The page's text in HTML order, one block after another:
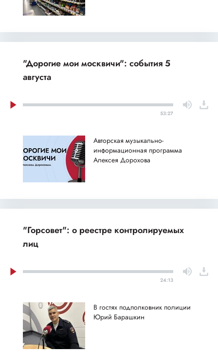
"Дорогие мои москвичи": события 5
августа
53:27
Авторская музыкально-
информационная программа
Алексея Дорохова
"Горсовет": о реестре контролируемых
лиц
24:13
В гостях подполковник полиции
Юрий Барашкин